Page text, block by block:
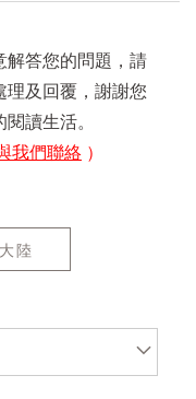
解答您的問題，請
理及回覆，謝謝您
讀生活。
我們聯絡 ）
大陸